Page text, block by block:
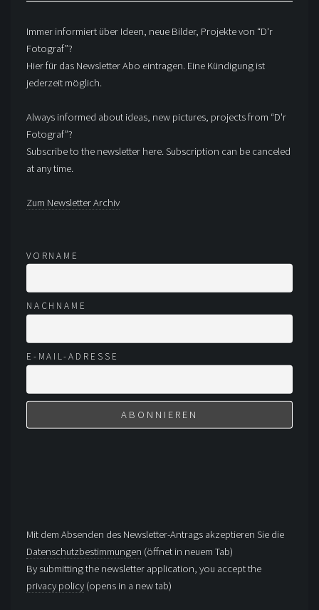
Immer informiert über Ideen, neue Bilder, Projekte von “D'r
Fotograf”?
Hier für das Newsletter Abo eintragen. Eine Kündigung ist
jederzeit möglich.
Always informed about ideas, new pictures, projects from “D'r
Fotograf”?
Subscribe to the newsletter here. Subscription can be canceled
at any time.
Zum Newsletter Archiv
VORNAME
NACHNAME
E-MAIL-ADRESSE
Mit dem Absenden des Newsletter-Antrags akzeptieren Sie die
Datenschutzbestimmungen (öffnet in neuem Tab)
By submitting the newsletter application, you accept the
privacy policy(opens in a new tab)